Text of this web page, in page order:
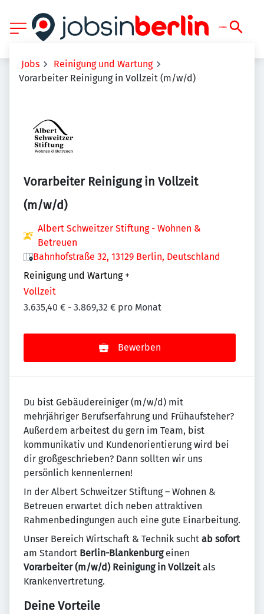
Jobs
Reinigung und Wartung
Vorarbeiter Reinigung in Vollzeit (m/w/d)
Vorarbeiter Reinigung in Vollzeit
(m/w/d)
Albert Schweitzer Stiftung - Wohnen &
Betreuen
Bahnhofstraße 32, 13129 Berlin, Deutschland
Reinigung und Wartung +
Vollzeit
3.635,40 € - 3.869,32 € pro Monat
Bewerben
Du bist Gebäudereiniger (m/w/d) mit
mehrjähriger Berufserfahrung und Frühaufsteher?
Außerdem arbeitest du gern im Team, bist
kommunikativ und Kundenorientierung wird bei
dir großgeschrieben? Dann sollten wir uns
persönlich kennenlernen!
In der Albert Schweitzer Stiftung – Wohnen &
Betreuen erwartet dich neben attraktiven
Rahmenbedingungen auch eine gute Einarbeitung.
Unser Bereich Wirtschaft & Technik sucht ab sofort
am Standort Berlin-Blankenburg einen
Vorarbeiter (m/w/d) Reinigung in Vollzeitals
Krankenvertretung.
Deine Vorteile